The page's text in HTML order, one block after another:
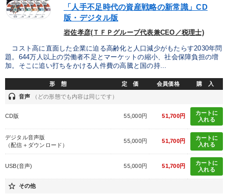
「人手不足時代の資産戦略の新常識」CD
版・デジタル版
岩佐孝彦(ＴＦＰグループ代表兼CEO／税理士)
コスト高に直面した企業に迫る高齢化と人口減少がもたらす2030年問
題。644万人以上の労働者不足とマーケットの縮小、社会保障負担の増
加。そこに追い打ちをかける人件費の高騰と国の持...
形 態 定 価 会員価格 購 入
headset 音声 （どの形態でも内容は同じです）
CD版 55,000円 51,700円
カートに
入れる
デジタル音声版
（配信＋ダウンロード）
55,000円 51,700円
カートに
入れる
USB(音声) 55,000円 51,700円
カートに
入れる
star_border その他